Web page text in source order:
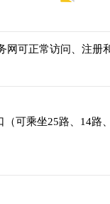
网可正常访问、注册
可乘坐25路、14路